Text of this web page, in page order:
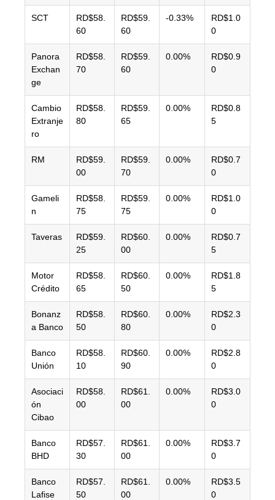
SCT
RD$58.
60
RD$59.
60
-0.33%
RD$1.0
0
Panora
Exchan
ge
RD$58.
70
RD$59.
60
0.00%
RD$0.9
0
Cambio
Extranje
ro
RD$58.
80
RD$59.
65
0.00%
RD$0.8
5
RM
RD$59.
00
RD$59.
70
0.00%
RD$0.7
0
Gameli
n
RD$58.
75
RD$59.
75
0.00%
RD$1.0
0
Taveras
RD$59.
25
RD$60.
00
0.00%
RD$0.7
5
Motor
Crédito
RD$58.
65
RD$60.
50
0.00%
RD$1.8
5
Bonanz
a Banco
RD$58.
50
RD$60.
80
0.00%
RD$2.3
0
Banco
Unión
RD$58.
10
RD$60.
90
0.00%
RD$2.8
0
Asociaci
ón
Cibao
RD$58.
00
RD$61.
00
0.00%
RD$3.0
0
Banco
BHD
RD$57.
30
RD$61.
00
0.00%
RD$3.7
0
Banco
Lafise
RD$57.
50
RD$61.
00
0.00%
RD$3.5
0